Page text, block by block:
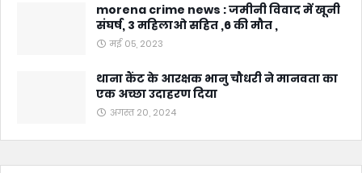
morena crime news : जमीनी विवाद में खूनी
संघर्ष, 3 महिलाओ सहित ,6 की मौत ,
मई 05, 2023
थाना कैंट के आरक्षक भानु चौधरी ने मानवता का
एक अच्छा उदाहरण दिया
अगस्त 20, 2024